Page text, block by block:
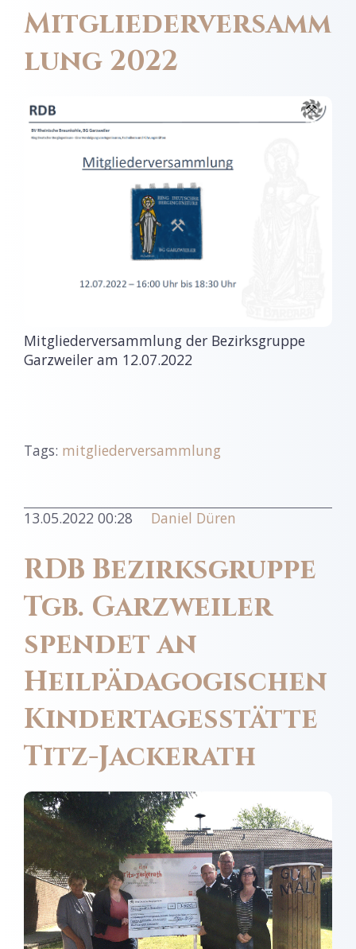
Mitgliederversamm
lung 2022
Mitgliederversammlung der Bezirksgruppe
Garzweiler am 12.07.2022
Tags: mitgliederversammlung
13.05.2022 00:28 Daniel Düren
RDB Bezirksgruppe
Tgb. Garzweiler
spendet an
Heilpädagogischen
Kindertagesstätte
Titz-Jackerath